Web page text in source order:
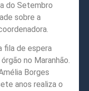
do Setembro
sobre a
fila de espera
no Maranhão.
Borges
anos realiza o